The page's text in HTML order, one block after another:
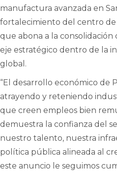
manufactura avanzada en
fortalecimiento del centro
que abona a la
eje estratégico dentro de la
global.
“El desarrollo económico de
atrayendo y reteniendo
que creen empleos bien
demuestra la confianza del
nuestro talento, nuestra
política pública alineada al
este anuncio le seguimos